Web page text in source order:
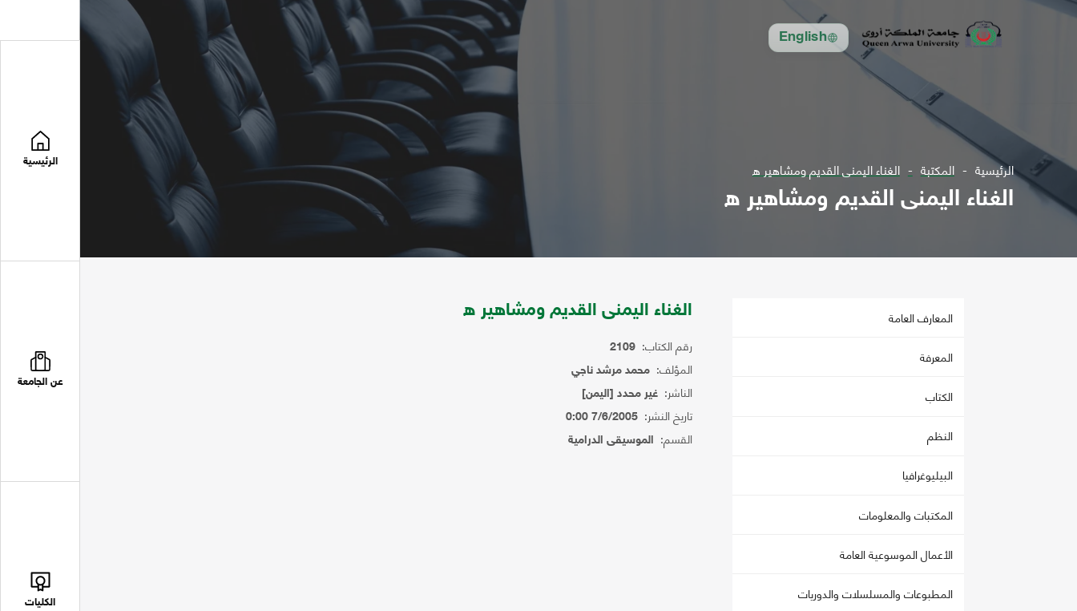
English
الرئيسية
عن الجامعة
الكليات
الرئيسية المكتبة الغناء اليمنى القديم ومشاهير ه
الغناء اليمنى القديم ومشاهير ه
المعارف العامة
المعرفة
الكتاب
النظم
البيليوغرافيا
المكتبات والمعلومات
الأعمال الموسوعية العامة
المطبوعات والمسلسلات والدوريات
الغناء اليمنى القديم ومشاهير ه
رقم الكتاب: 2109
المؤلف: محمد مرشد ناجي
الناشر: غير محدد [اليمن]
تاريخ النشر: 7/6/2005 0:00
القسم: الموسيقى الدرامية